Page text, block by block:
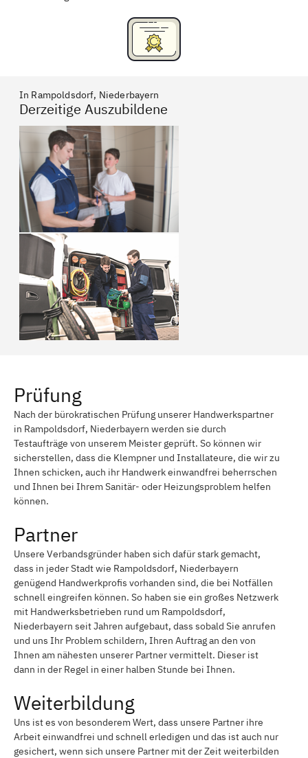
In Rampoldsdorf, Niederbayern
Derzeitige Auszubildene
Prüfung
Nach der bürokratischen Prüfung unserer Handwerkspartner
in Rampoldsdorf, Niederbayern werden sie durch
Testaufträge von unserem Meister geprüft. So können wir
sicherstellen, dass die Klempner und Installateure, die wir zu
Ihnen schicken, auch ihr Handwerk einwandfrei beherrschen
und Ihnen bei Ihrem Sanitär- oder Heizungsproblem helfen
können.
Partner
Unsere Verbandsgründer haben sich dafür stark gemacht,
dass in jeder Stadt wie Rampoldsdorf, Niederbayern
genügend Handwerkprofis vorhanden sind, die bei Notfällen
schnell eingreifen können. So haben sie ein großes Netzwerk
mit Handwerksbetrieben rund um Rampoldsdorf,
Niederbayern seit Jahren aufgebaut, dass sobald Sie anrufen
und uns Ihr Problem schildern, Ihren Auftrag an den von
Ihnen am nähesten unserer Partner vermittelt. Dieser ist
dann in der Regel in einer halben Stunde bei Ihnen.
Weiterbildung
Uns ist es von besonderem Wert, dass unsere Partner ihre
Arbeit einwandfrei und schnell erledigen und das ist auch nur
gesichert, wenn sich unsere Partner mit der Zeit weiterbilden